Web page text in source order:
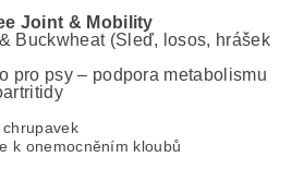
Joint & Mobility
Buckwheat (Sleď, losos, hrášek
pro psy – podpora metabolismu
k onemocněním kloubů